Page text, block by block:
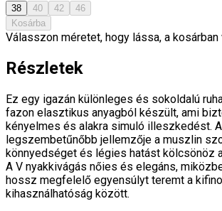
38 40 42
46
Kosárba
Válasszon méretet, hogy lássa, a kosárban
Részletek
Ez egy igazán különleges és sokoldalú
fazon elasztikus anyagból készült, ami
kényelmes és alakra simuló illeszkedést.
legszembetűnőbb jellemzője a muszlin
könnyedséget és légies hatást kölcsönöz
A V nyakkivágás nőies és elegáns,
hossz megfelelő egyensúlyt teremt a
kihasználhatóság között.